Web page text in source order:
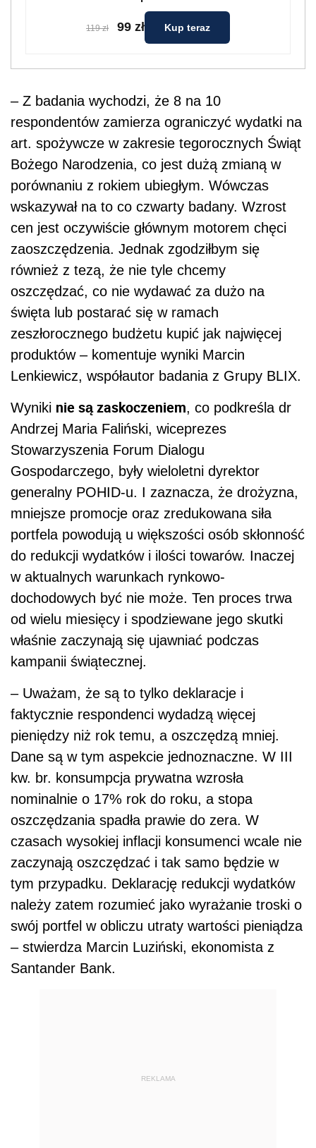
119 zł 99 zł Kup teraz
– Z badania wychodzi, że 8 na 10
respondentów zamierza ograniczyć wydatki na
art. spożywcze w zakresie tegorocznych Świąt
Bożego Narodzenia, co jest dużą zmianą w
porównaniu z rokiem ubiegłym. Wówczas
wskazywał na to co czwarty badany. Wzrost
cen jest oczywiście głównym motorem chęci
zaoszczędzenia. Jednak zgodziłbym się
również z tezą, że nie tyle chcemy
oszczędzać, co nie wydawać za dużo na
święta lub postarać się w ramach
zeszłorocznego budżetu kupić jak najwięcej
produktów – komentuje wyniki Marcin
Lenkiewicz, współautor badania z Grupy BLIX.
Wyniki nie są zaskoczeniem, co podkreśla dr
Andrzej Maria Faliński, wiceprezes
Stowarzyszenia Forum Dialogu
Gospodarczego, były wieloletni dyrektor
generalny POHID-u. I zaznacza, że drożyzna,
mniejsze promocje oraz zredukowana siła
portfela powodują u większości osób skłonność
do redukcji wydatków i ilości towarów. Inaczej
w aktualnych warunkach rynkowo-
dochodowych być nie może. Ten proces trwa
od wielu miesięcy i spodziewane jego skutki
właśnie zaczynają się ujawniać podczas
kampanii świątecznej.
– Uważam, że są to tylko deklaracje i
faktycznie respondenci wydadzą więcej
pieniędzy niż rok temu, a oszczędzą mniej.
Dane są w tym aspekcie jednoznaczne. W III
kw. br. konsumpcja prywatna wzrosła
nominalnie o 17% rok do roku, a stopa
oszczędzania spadła prawie do zera. W
czasach wysokiej inflacji konsumenci wcale nie
zaczynają oszczędzać i tak samo będzie w
tym przypadku. Deklarację redukcji wydatków
należy zatem rozumieć jako wyrażanie troski o
swój portfel w obliczu utraty wartości pieniądza
– stwierdza Marcin Luziński, ekonomista z
Santander Bank.
REKLAMA